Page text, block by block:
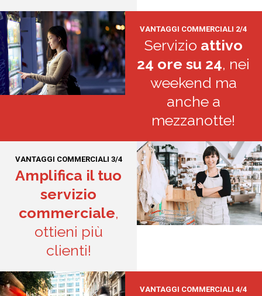
VANTAGGI COMMERCIALI 2/4
Servizio attivo
24 ore su 24, nei
weekend ma
anche a
mezzanotte!
VANTAGGI COMMERCIALI 3/4
Amplifica il tuo
servizio
commerciale,
ottieni più
clienti!
VANTAGGI COMMERCIALI 4/4